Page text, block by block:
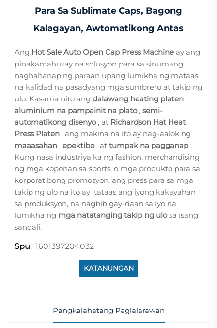
Para Sa Sublimate Caps, Bagong
Kalagayan, Awtomatikong Antas
Ang Hot Sale Auto Open Cap Press Machine ay ang
pinakamahusay na solusyon para sa sinumang
naghahanap ng paraan upang lumikha ng mataas
na kalidad na pasadyang mga sumbrero at takip ng
ulo. Kasama nito ang dalawang heating platen ,
aluminium na pampainit na plato , semi-
automatikong disenyo , at Richardson Hat Heat
Press Platen , ang makina na ito ay nag-aalok ng
maaasahan , epektibo , at tumpak na pagganap .
Kung nasa industriya ka ng fashion, merchandising
ng mga koponan sa sports, o mga produkto para sa
korporatibong promosyon, ang press para sa mga
takip ng ulo na ito ay itataas ang iyong kakayahan
sa produksyon, na nagbibigay-daan sa iyo na
lumikha ng mga natatanging takip ng ulosa isang
sandali.
Spu: 1601397204032
KATANUNGAN
Pangkalahatang Paglalarawan